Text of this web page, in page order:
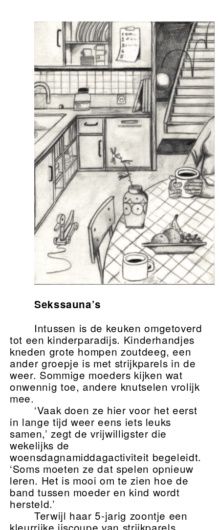
Sekssauna’s
Intussen is de keuken omgetoverd
tot een kinderparadijs. Kinderhandjes
kneden grote hompen zoutdeeg, een
ander groepje is met strijkparels in de
weer. Sommige moeders kijken wat
onwennig toe, andere knutselen vrolijk
mee.
‘Vaak doen ze hier voor het eerst
in lange tijd weer eens iets leuks
samen,’ zegt de vrijwilligster die
wekelijks de
woensdagnamiddagactiviteit begeleidt.
‘Soms moeten ze dat spelen opnieuw
leren. Het is mooi om te zien hoe de
band tussen moeder en kind wordt
hersteld.’
Terwijl haar 5-jarig zoontje een